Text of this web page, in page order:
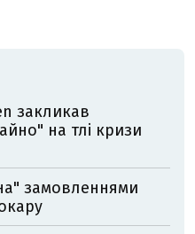
закликав
на тлі кризи
замовленнями